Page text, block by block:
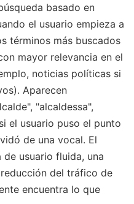
basado en
el usuario empieza a
términos más buscados
mayor relevancia en el
noticias políticas si
Aparecen
"alcaldessa",
el usuario puso el punto
de una vocal. El
usuario fluida, una
del tráfico de
encuentra lo que